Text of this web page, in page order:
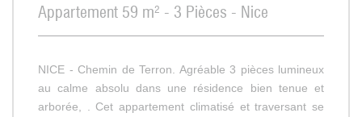
Appartement 59 m² - 3 Pièces - Nice
NICE - Chemin de Terron. Agréable 3 pièces lumineux
au calme absolu dans une résidence bien tenue et
arborée, . Cet appartement climatisé et traversant se